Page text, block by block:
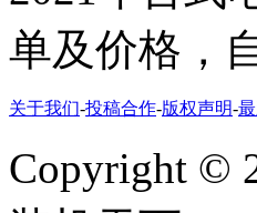
单及价格，
关于我们-投稿合作-版权声明-
Copyright ©